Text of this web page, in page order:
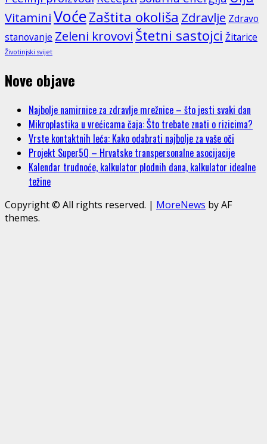
VitaminiVoćeZaštita okoliša Zdravlje Zdravo
stanovanje Zeleni krovovi Štetni sastojci Žitarice
Životinjski svijet
Nove objave
Najbolje namirnice za zdravlje mrežnice – što jesti svaki dan
Mikroplastika u vrećicama čaja: Što trebate znati o rizicima?
Vrste kontaktnih leća: Kako odabrati najbolje za vaše oči
Projekt Super5Q – Hrvatske transpersonalne asocijacije
Kalendar trudnoće, kalkulator plodnih dana, kalkulator idealne
težine
Copyright © All rights reserved. | MoreNews by AF
themes.